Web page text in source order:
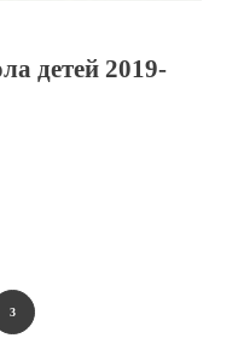
детей 2019-
3